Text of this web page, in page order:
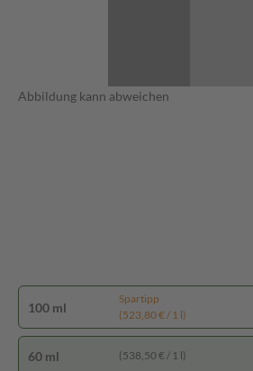
Abbildung kann abweichen
100 ml
Spartipp
(523,80 € / 1 l)
60 ml (538,50 € / 1 l)